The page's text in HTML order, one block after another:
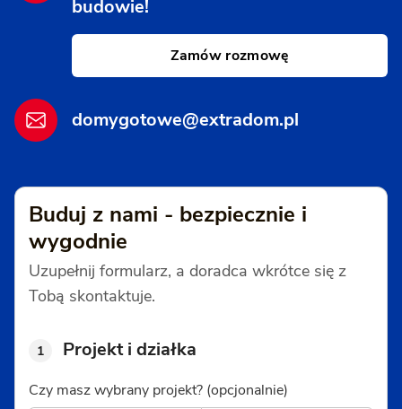
budowie!
Zamów rozmowę
domygotowe@extradom.pl
Buduj z nami - bezpiecznie i
wygodnie
Uzupełnij formularz, a doradca wkrótce się z
Tobą skontaktuje.
1 Projekt i działka
Czy masz wybrany projekt? (opcjonalnie)